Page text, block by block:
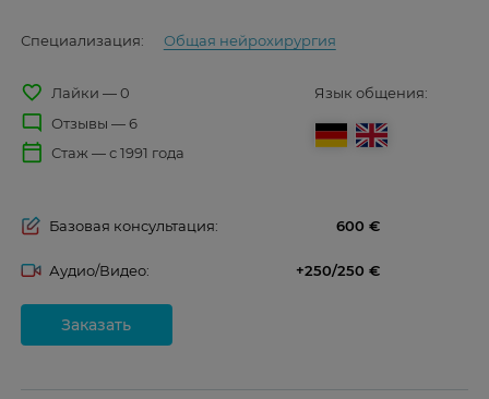
Специализация: Общая нейрохирургия
favorite_border Лайки — 0
mode_comment Отзывы — 6
calendar_today Стаж — с 1991 года
Язык общения:
Базовая консультация: 600
Аудио/Видео: +250/250
Заказать